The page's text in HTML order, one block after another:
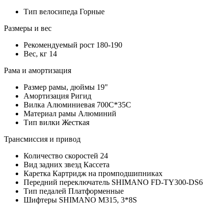
Тип велосипеда Горные
Размеры и вес
Рекомендуемый рост 180-190
Вес, кг 14
Рама и амортизация
Размер рамы, дюймы 19"
Амортизация Ригид
Вилка Алюминиевая 700C*35C
Материал рамы Алюминий
Тип вилки Жесткая
Трансмиссия и привод
Количество скоростей 24
Вид задних звезд Кассета
Каретка Картридж на промподшипниках
Передний переключатель SHIMANO FD-TY300-DS6
Тип педалей Платформенные
Шифтеры SHIMANO M315, 3*8S